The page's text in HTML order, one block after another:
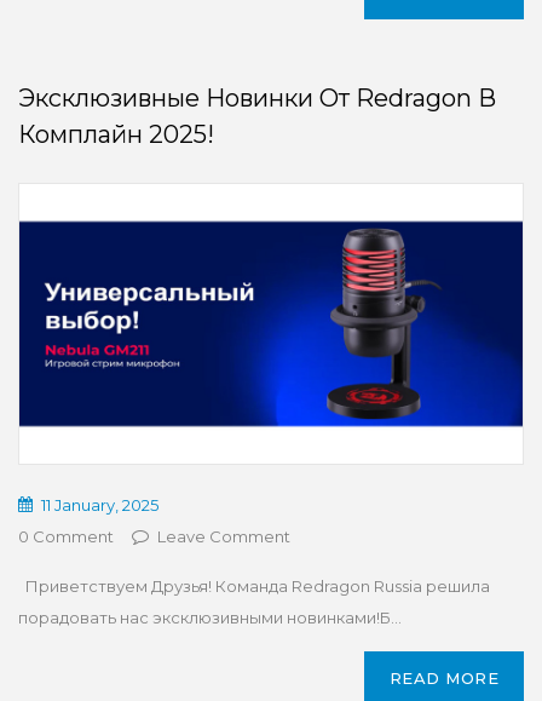
Эксклюзивные Новинки От Redragon В
Комплайн 2025!
11 January, 2025
0 Comment
Leave Comment
Приветствуем Друзья! Команда Redragon Russia решила
порадовать нас эксклюзивными новинками!Б...
READ MORE